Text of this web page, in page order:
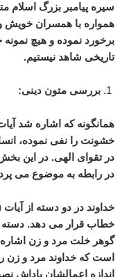
سیره پیامبر بزرگ اسلام
همواره با همسران خویش
برخورد نموده و هیچ نمونه
تاریخی شاهد نیستیم.
بررسی متون دینی:
همانگونه که اشاره شد
خشونت را نفی نموده،
در تقوای الهی.در این
در رابطه به موضوع می
خداوند در دو دسته از آیات
خطاب قرار می دهد.دسته
گوهر خلت مرد و زن اشاره
است که خداوند مرد و زن را
اندازه اعمالشان پاداش